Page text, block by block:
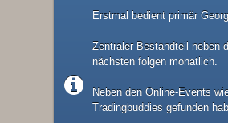
Erstmal bedient primär
Zentraler Bestandteil neben
nächsten folgen monatlich.
Neben den Online-Events
Tradingbuddies gefunden